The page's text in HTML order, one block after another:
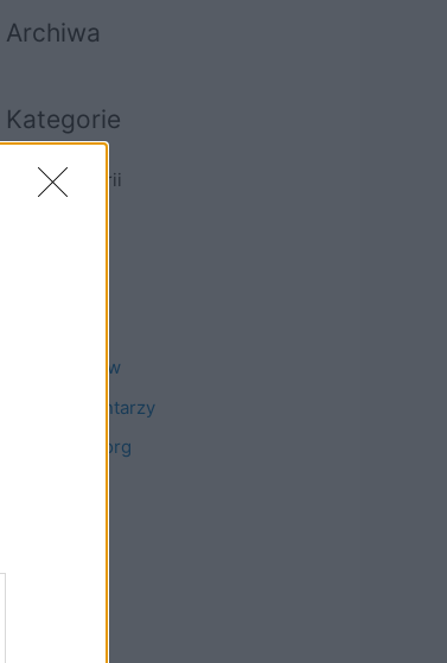
:Archiwa
Kategorie
Brak kategorii
Kanał wpisów
Kanał komentarzy
WordPress.org